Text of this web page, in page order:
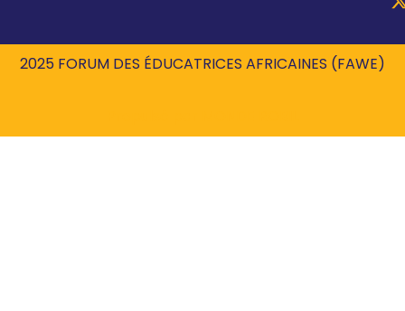
2025 FORUM DES ÉDUCATRICES AFRICAINES (FAWE)